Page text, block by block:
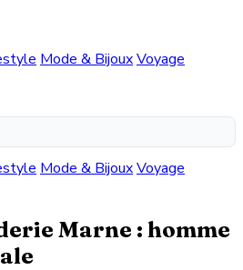
Mode & BijouxVoyage
Mode & BijouxVoyage
Marne : homme